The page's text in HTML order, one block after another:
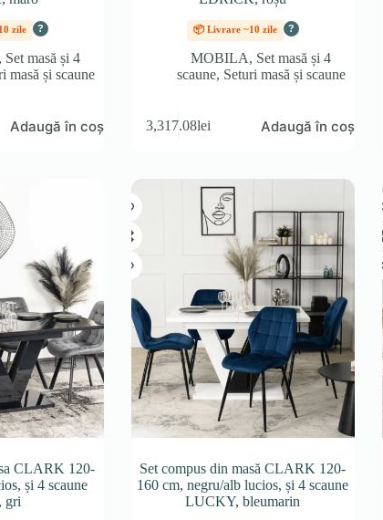
zile ?
, Set masă și 4
masă și scaune
Adaugă în coș
📦 Livrare ~10 zile ?
MOBILA, Set masă și 4
scaune, Seturi masă și scaune
3,317.08lei Adaugă în coș
CLARK 120-
și 4 scaune
gri
Set compus din masă CLARK 120-
160 cm, negru/alb lucios, și 4 scaune
LUCKY, bleumarin